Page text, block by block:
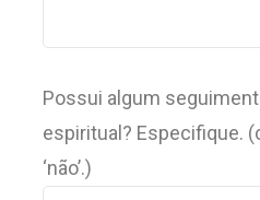
Possui algum
espiritual? Especifique.
‘não’.)